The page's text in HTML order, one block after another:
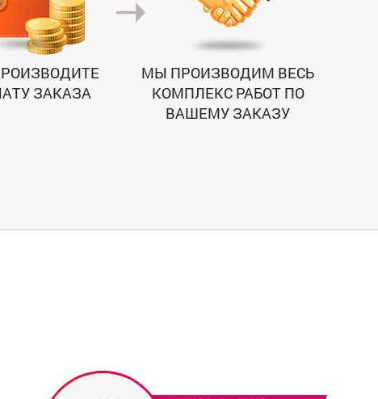
ЗАКАЗА
МЫ ПРОИЗВОДИМ ВЕСЬ
КОМПЛЕКС РАБОТ ПО
ВАШЕМУ ЗАКАЗУ